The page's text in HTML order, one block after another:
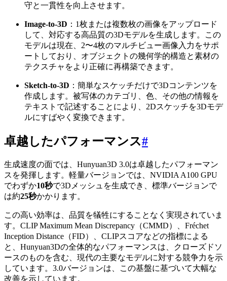
守と一貫性を向上させます。
Image-to-3D ：1枚または複数枚の画像をアップロード
して、対応する高品質の3Dモデルを生成します。この
モデルは現在、2〜4枚のマルチビュー画像入力をサポ
ートしており、オブジェクトの幾何学的構造と素材の
テクスチャをより正確に再構築できます。
Sketch-to-3D ：簡単なスケッチだけで3Dコンテンツを
作成します。被写体のカテゴリ、色、その他の情報を
テキストで記述することにより、2Dスケッチを3Dモデ
ルにすばやく変換できます。
卓越したパフォーマンス#
生成速度の面では、Hunyuan3D 3.0は卓越したパフォーマン
スを発揮します。軽量バージョンでは、NVIDIA A100 GPU
でわずか10秒で3Dメッシュを生成でき、標準バージョンで
は約25秒かかります。
この高い効率は、品質を犠牲にすることなく実現されていま
す。CLIP Maximum Mean Discrepancy（CMMD）、Fréchet
Inception Distance（FID）、CLIPスコアなどの指標による
と、Hunyuan3Dの全体的なパフォーマンスは、クローズドソ
ースのものを含む、現代の主要なモデルに対する競争力を示
しています。3.0バージョンは、この基盤に基づいて大幅な
改善を示しています。